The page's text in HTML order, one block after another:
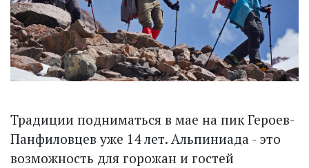
Традиции подниматься в мае на пик Героев-
Панфиловцев уже 14 лет. Альпиниада - это
возможность для горожан и гостей